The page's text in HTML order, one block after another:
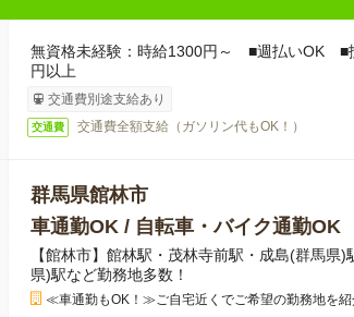
無資格未経験：時給1300円～ ■週払いOK
円以上
交通費別途支給あり
交通費 交通費全額支給（ガソリン代もOK！）
群馬県館林市
車通勤OK / 自転車・バイク通勤OK
【館林市】館林駅・茂林寺前駅・成島(群馬県
県)駅など勤務地多数！
≪車通勤もOK！≫ご自宅近くでご希望の勤務地を紹